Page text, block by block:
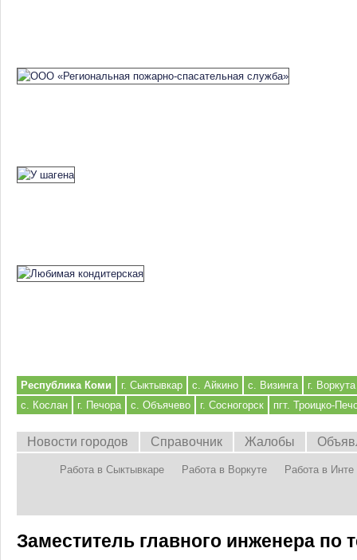
Республика Коми г. Сыктывкар с. Айкино с. Визинга
г. Воркута
с. Кослан
г. Печора с. Объячево г. Сосногорск пгт. Троицко-
Новости городов Справочник Жалобы
Работа в Сыктывкаре Работа в Воркуте Работа в Инте
Заместитель главного инженера по